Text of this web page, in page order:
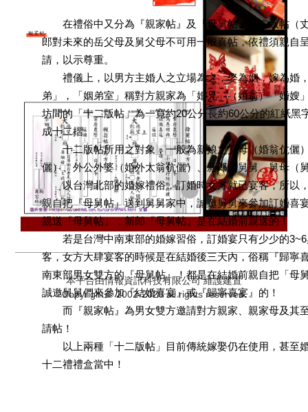
在禮俗中又分為『親家帖』及『母舅帖』十二版帖（
郎對未來的岳父母及舅父母不可用一般喜帖，依禮須親自
請，以示尊重。
禮儀上，以男方主婚人之立場為之，娶為姻，嫁為婚
弟」，「姻弟室」稱對方親家為「婚兄」（婚翁）「婚嫂
坊間的「十二版帖」為一寬約20公分長約60公分的紅紙黑
成十二摺。
十二版帖所用之對象，一般為新娘之父母（婚翁伉儷
儷）、外公外婆（婚外太翁伉儷）、新郎的舅舅、舅母（
以台灣北部的婚嫁禮俗，訂婚時女方就已宴客；所以
親自把『母舅帖』送到舅舅家中，誠邀舅舅來參加訂婚喜
親送『母舅帖』，新郎『母舅帖』是在結婚前親送的！
若是台灣中南東部的婚嫁習俗，訂婚宴只有少少的3~6
客，女方大肆宴客的時候是在結婚後三天內，俗稱『歸寧
南東部男女雙方的『母舅帖』！都是在結婚前親自把「母
誠邀舅舅們來參加『結婚喜宴』或『歸寧喜宴』的！
而『親家帖』為男女雙方邀請對方親家、親家母及其
請帖！
以上兩種「十二版帖」目前傳統嫁娶仍在使用，甚至
十二禮禮盒當中！
本平台由情報資訊科技有限公司 維護建置
Copyright © 2002-2026 all rights reserved.